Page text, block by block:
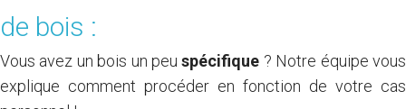
de bois :
Vous avez un bois un peuspécifique ? Notre équipe vous
explique comment procéder en fonction de votre cas